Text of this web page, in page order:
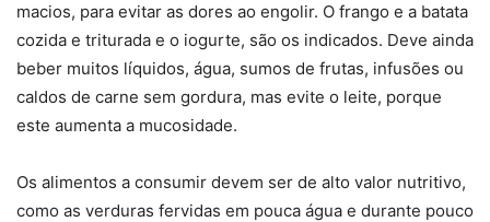
macios, para evitar as dores ao engolir. O frango e a batata
cozida e triturada e o iogurte, são os indicados. Deve ainda
beber muitos líquidos, água, sumos de frutas, infusões ou
caldos de carne sem gordura, mas evite o leite, porque
este aumenta a mucosidade.
Os alimentos a consumir devem ser de alto valor nutritivo,
como as verduras fervidas em pouca água e durante pouco